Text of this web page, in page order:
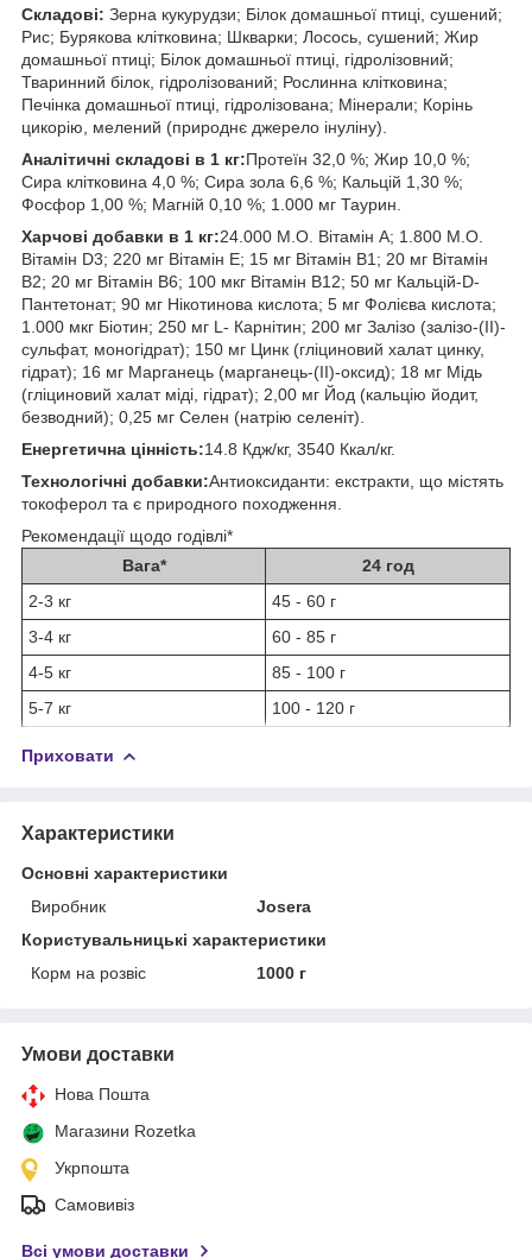
Складові: Зерна кукурудзи; Білок домашньої птиці, сушений;
Рис; Бурякова клітковина; Шкварки; Лосось, сушений; Жир
домашньої птиці; Білок домашньої птиці, гідролізовний;
Тваринний білок, гідролізований; Рослинна клітковина;
Печінка домашньої птиці, гідролізована; Мінерали; Корінь
цикорію, мелений (природнє джерело інуліну).
Аналітичні складові в 1 кг:Протеїн 32,0 %; Жир 10,0 %;
Сира клітковина 4,0 %; Сира зола 6,6 %; Кальцій 1,30 %;
Фосфор 1,00 %; Магній 0,10 %; 1.000 мг Таурин.
Харчові добавки в 1 кг:24.000 М.О. Вітамін A; 1.800 М.О.
Вітамін D3; 220 мг Вітамін E; 15 мг Вітамін B1; 20 мг Вітамін
B2; 20 мг Вітамін B6; 100 мкг Вітамін B12; 50 мг Кальцій-D-
Пантетонат; 90 мг Нікотинова кислота; 5 мг Фолієва кислота;
1.000 мкг Біотин; 250 мг L- Карнітин; 200 мг Залізо (залізо-(II)-
сульфат, моногідрат); 150 мг Цинк (гліциновий халат цинку,
гідрат); 16 мг Марганець (марганець-(II)-оксид); 18 мг Мідь
(гліциновий халат міді, гідрат); 2,00 мг Йод (кальцію йодит,
безводний); 0,25 мг Селен (натрію селеніт).
Енергетична цінність:14.8 Кдж/кг, 3540 Ккал/кг.
Технологічні добавки:Антиоксиданти: екстракти, що містять
токоферол та є природного походження.
Рекомендації щодо годівлі*
Вага*
24 год
2-3 кг
45 - 60 г
3-4 кг
60 - 85 г
4-5 кг
85 - 100 г
5-7 кг
100 - 120 г
Приховати
Характеристики
Основні характеристики
Виробник
Josera
Користувальницькі характеристики
Корм на розвіс
1000 г
Умови доставки
Нова Пошта
Магазини Rozetka
Укрпошта
Самовивіз
Всі умови доставки